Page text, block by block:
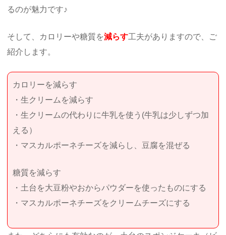
るのが魅力です♪
そして、カロリーや糖質を減らす工夫がありますので、ご
紹介します。
カロリーを減らす
・生クリームを減らす
・生クリームの代わりに牛乳を使う(牛乳は少しずつ加
える）
・マスカルポーネチーズを減らし、豆腐を混ぜる
糖質を減らす
・土台を大豆粉やおからパウダーを使ったものにする
・マスカルポーネチーズをクリームチーズにする